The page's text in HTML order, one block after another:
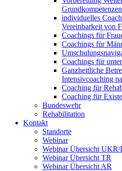
individuelles
Vereinbarkeit von
Coachings für
Coachings für
Coachings für
Ganzheitliche
Intensivcoaching
Coaching für
Coaching für
Bundeswehr
Rehabilitation
Kontakt
Standorte
Webinar
Webinar Übersicht
Webinar Übersicht TR
Webinar Übersicht AR